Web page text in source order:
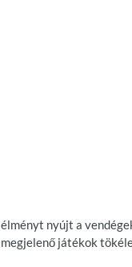
élményt nyújt a
játékok